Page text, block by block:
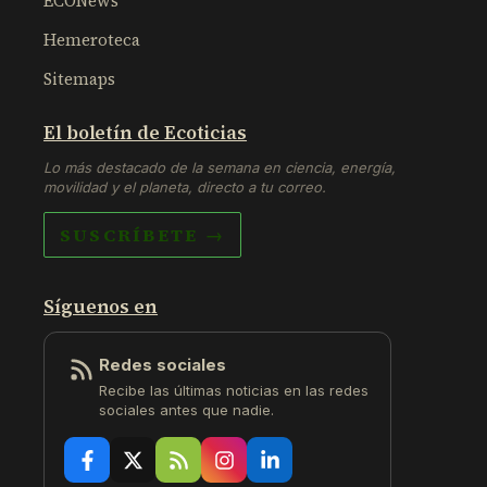
Hemeroteca
Sitemaps
El boletín de Ecoticias
Lo más destacado de la semana en ciencia, energía,
movilidad y el planeta, directo a tu correo.
SUSCRÍBETE →
Síguenos en
Redes sociales
Recibe las últimas noticias en las redes
sociales antes que nadie.